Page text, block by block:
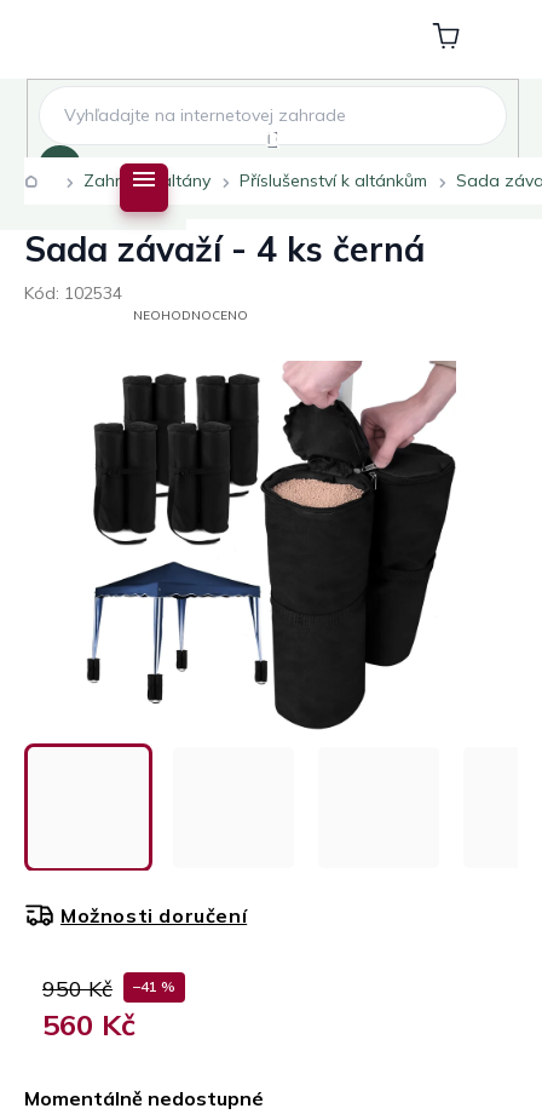
Nákupní
košík
DomůZahradní altány Příslušenství k altánkům Sada
Sada závaží - 4 ks černá
Kód: 102534
PRŮMĚRNÉ
HVĚZDIČEK.
NEOHODNOCENO
950 Kč –41 %
560 Kč
Momentálně nedostupné
Možnosti doručení